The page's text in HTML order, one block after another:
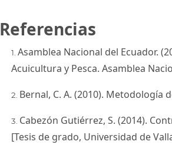
Referencias
Asamblea Nacional del Ecuador.
Acuicultura y Pesca. Asamblea
Bernal, C. A. (2010). Metodología
Cabezón Gutiérrez, S. (2014).
[Tesis de grado, Universidad de